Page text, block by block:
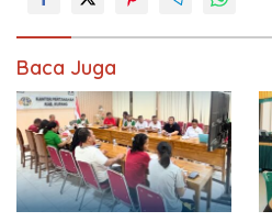
Baca Juga